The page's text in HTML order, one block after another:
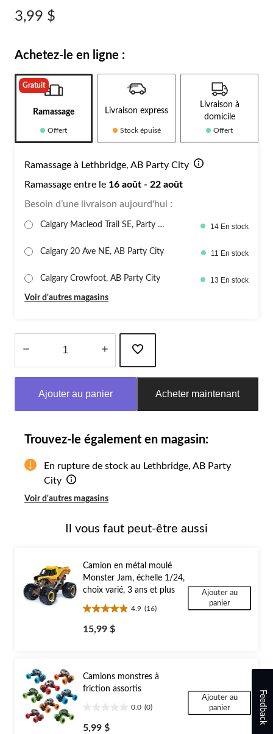
la
même
3,99 $
Achetez-le en ligne :
Gratuit
Ramassage
Offert
Livraison express
Stock épuisé
Livraison à
domicile
Offert
Ramassage à Lethbridge, AB Party City
Ramassage entre le 16 août - 22 août
Besoin d’une livraison aujourd'hui :
Calgary Macleod Trail SE, Party C
14 En stock
Calgary 20 Ave NE, AB Party City 11 En stock
Calgary Crowfoot, AB Party City 13 En stock
Voir d'autres magasins
Ajouter au panier Acheter maintenant
Trouvez-le également en magasin:
En rupture de stock au Lethbridge, AB Party
City
Voir d'autres magasins
Il vous faut peut-être aussi
Camion en métal moulé
Monster Jam, échelle 1/24,
choix varié, 3 ans et plus
4.9 (16)
4.9
étoile(s)
sur
évaluations
15,99 $
Ajouter au
panier
Camions monstres à
friction assortis
0.0 (0)
étoile(s)
5,99 $
Ajouter au
panier
Feedback